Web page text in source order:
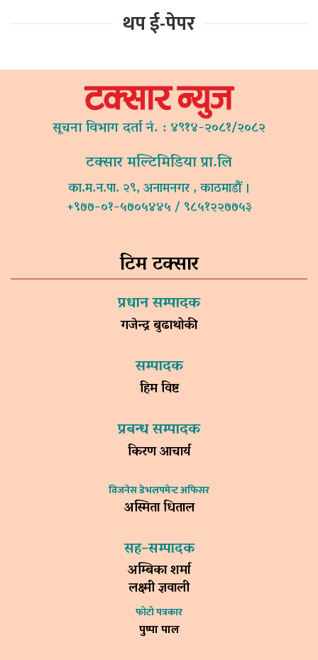
थप ई-पेपर
सूचना विभाग दर्ता नं. : ४९१४-२०८१/२०८२
टक्सार मल्टिमिडिया प्रा.लि
का.म.न.पा. २९, अनामनगर , काठमाडौं ।
+९७७-०१-५७०५४४५ / ९८५१२२७७५३
टिम टक्सार
प्रधान सम्पादक
गजेन्द्र बुढाथोकी
सम्पादक
हिम विष्ट
प्रबन्ध सम्पादक
किरण आचार्य
विजनेस डेभलपमेन्ट अफिसर
अस्मिता धिताल
सह–सम्पादक
अम्बिका शर्मा
लक्ष्मी ज्ञवाली
फोटो पत्रकार
पुष्पा पाल